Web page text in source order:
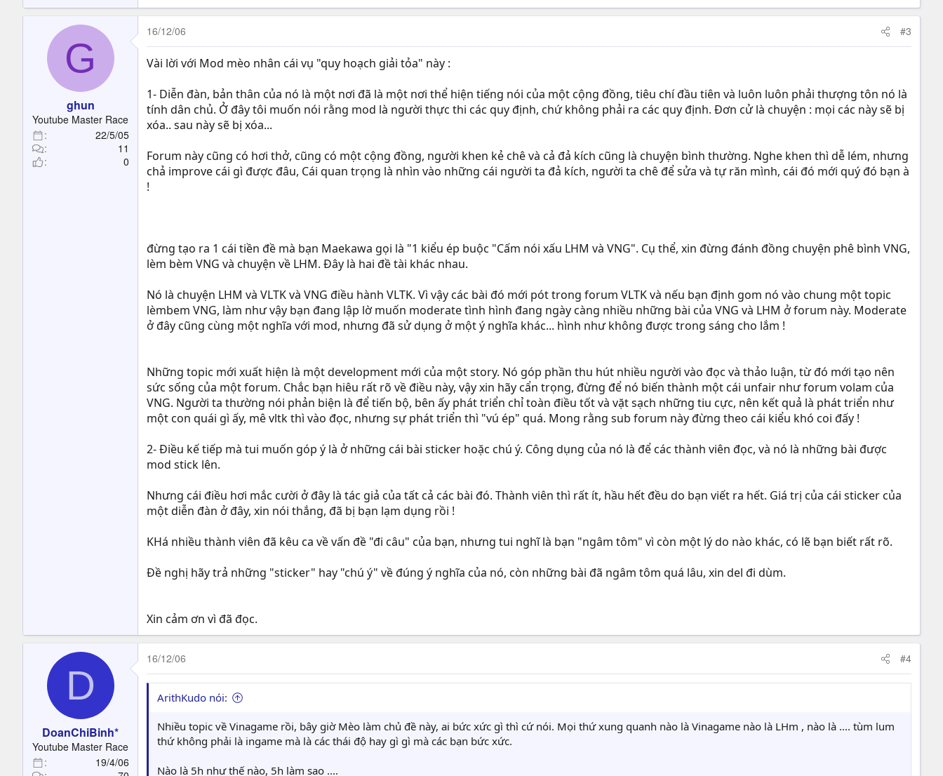
G
ghun
Youtube Master Race
22/5/05
11
0
16/12/06 #3
Vài lời với Mod mèo nhân cái vụ "quy hoạch giải tỏa" này :
1- Diễn đàn, bản thân của nó là một nơi đã là một nơi thể hiện tiếng nói của một cộng đồng, tiêu chí đầu tiên và luôn luôn phải thượng tôn nó là
tính dân chủ. Ở đây tôi muốn nói rằng mod là người thực thi các quy định, chứ không phải ra các quy định. Đơn cử là chuyện : mọi các này sẽ bị
xóa.. sau này sẽ bị xóa...
Forum này cũng có hơi thở, cũng có một cộng đồng, người khen kẻ chê và cả đả kích cũng là chuyện bình thường. Nghe khen thì dễ lém, nhưng
chả improve cái gì được đâu, Cái quan trọng là nhìn vào những cái người ta đả kích, người ta chê để sửa và tự răn mình, cái đó mới quý đó bạn à
!
đừng tạo ra 1 cái tiền đề mà bạn Maekawa gọi là "1 kiểu ép buộc "Cấm nói xấu LHM và VNG". Cụ thể, xin đừng đánh đồng chuyện phê bình VNG,
lèm bèm VNG và chuyện về LHM. Đây là hai đề tài khác nhau.
Nó là chuyện LHM và VLTK và VNG điều hành VLTK. Vì vậy các bài đó mới pót trong forum VLTK và nếu bạn định gom nó vào chung một topic
lèmbem VNG, làm như vậy bạn đang lập lờ muốn moderate tình hình đang ngày càng nhiều những bài của VNG và LHM ở forum này. Moderate
ở đây cũng cùng một nghĩa với mod, nhưng đã sử dụng ở một ý nghĩa khác... hình như không được trong sáng cho lắm !
Những topic mới xuất hiện là một development mới của một story. Nó góp phần thu hút nhiều người vào đọc và thảo luận, từ đó mới tạo nên
sức sống của một forum. Chắc bạn hiêu rất rõ về điều này, vậy xin hãy cẩn trọng, đừng để nó biến thành một cái unfair như forum volam của
VNG. Người ta thường nói phản biện là để tiến bộ, bên ấy phát triển chỉ toàn điều tốt và vặt sạch những tiu cực, nên kết quả là phát triển như
một con quái gì ấy, mê vltk thì vào đọc, nhưng sự phát triển thì "vú ép" quá. Mong rằng sub forum này đừng theo cái kiểu khó coi đấy !
2- Điều kế tiếp mà tui muốn góp ý là ở những cái bài sticker hoặc chú ý. Công dụng của nó là để các thành viên đọc, và nó là những bài được
mod stick lên.
Nhưng cái điều hơi mắc cười ở đây là tác giả của tất cả các bài đó. Thành viên thì rất ít, hầu hết đều do bạn viết ra hết. Giá trị của cái sticker của
một diễn đàn ở đây, xin nói thắng, đã bị bạn lạm dụng rồi !
KHá nhiều thành viên đã kêu ca về vấn đề "đi câu" của bạn, nhưng tui nghĩ là bạn "ngâm tôm" vì còn một lý do nào khác, có lẽ bạn biết rất rõ.
Đề nghị hãy trả những "sticker" hay "chú ý" về đúng ý nghĩa của nó, còn những bài đã ngâm tôm quá lâu, xin del đi dùm.
Xin cảm ơn vì đã đọc.
D
DoanChiBinh*
Youtube Master Race
19/4/06
16/12/06 #4
ArithKudo nói:
Nhiều topic về Vinagame rồi, bây giờ Mèo làm chủ đề này, ai bức xức gì thì cứ nói. Mọi thứ xung quanh nào là Vinagame nào là LHm , nào là .... tùm lum
thứ không phải là ingame mà là các thái độ hay gì gì mà các bạn bức xức.
Nào là 5h như thế nào, 5h làm sao ....